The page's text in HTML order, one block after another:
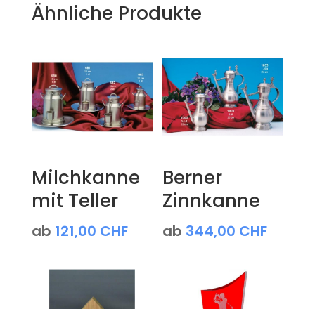
Ähnliche Produkte
Milchkanne
mit Teller
ab 121,00 CHF
Berner
Zinnkanne
ab 344,00 CHF